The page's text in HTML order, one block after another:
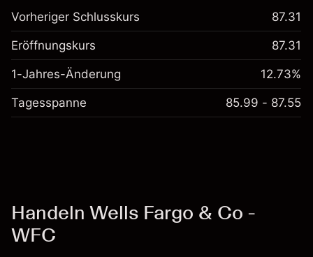
Vorheriger Schlusskurs 87.31
Eröffnungskurs 87.31
1-Jahres-Änderung 12.73%
Tagesspanne 85.99 - 87.55
Handeln Wells Fargo & Co -
WFC